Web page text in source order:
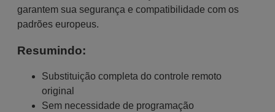
garantem sua segurança e compatibilidade com os
padrões europeus.
Resumindo:
Substituição completa do controle remoto
original
Sem necessidade de programação